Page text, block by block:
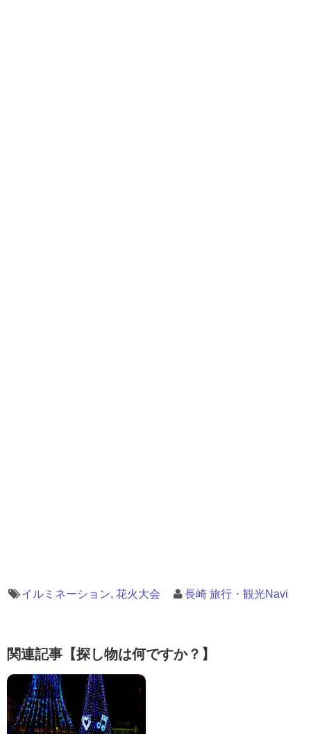
イルミネーション, 花火大会 長崎 旅行・観光Navi
関連記事【探し物は何ですか？】